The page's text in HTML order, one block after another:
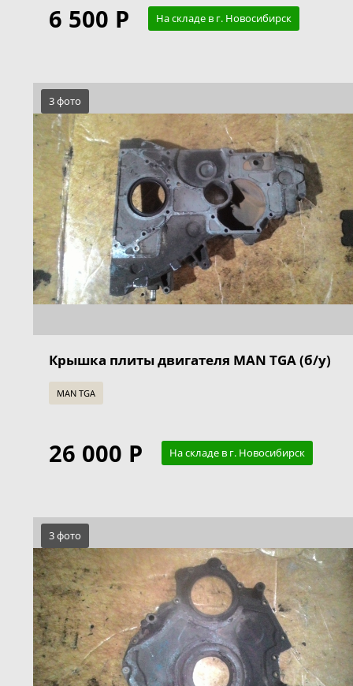
6 500 Р На складе в г. Новосибирск
3 фото
Крышка плиты двигателя MAN TGA (б/у)
MAN TGA
26 000 Р На складе в г. Новосибирск
3 фото